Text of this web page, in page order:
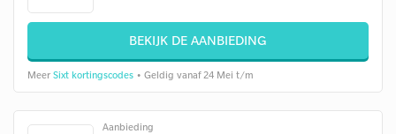
BEKIJK DE AANBIEDING
Meer Sixt kortingscodes • Geldig vanaf 24 Mei t/m
Aanbieding